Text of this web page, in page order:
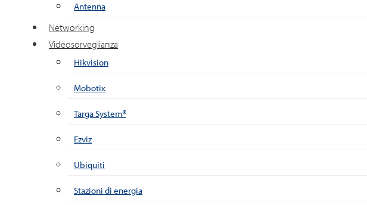
Antenna
Networking
Videosorveglianza
Hikvision
Mobotix
Targa System®
Ezviz
Ubiquiti
Stazioni di energia